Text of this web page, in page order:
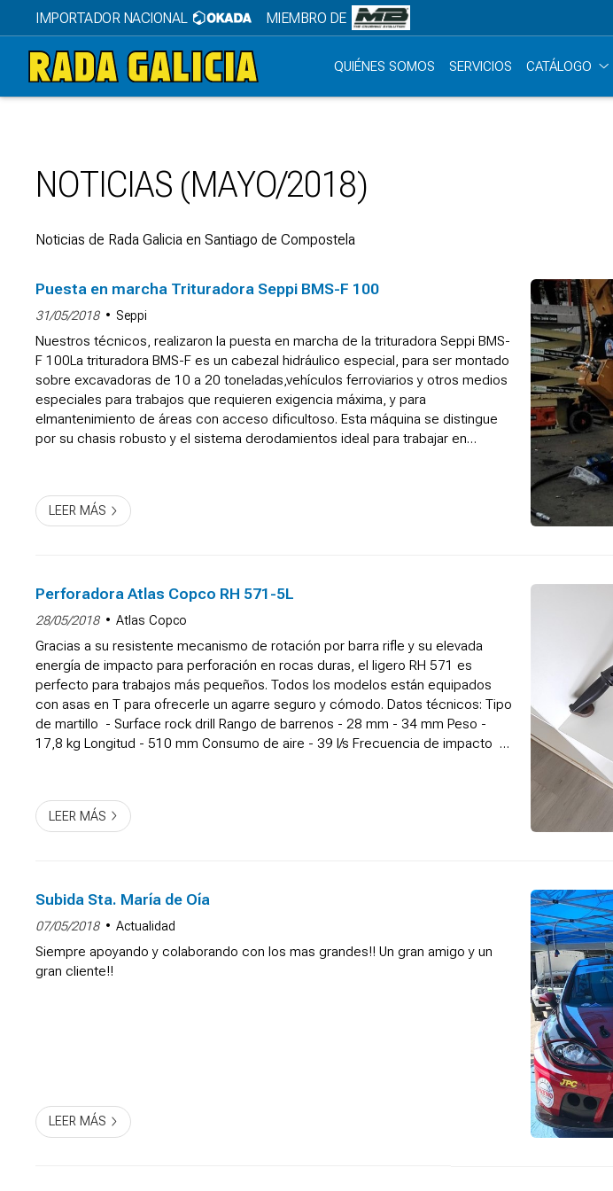
IMPORTADOR NACIONAL MIEMBRO DE
QUIÉNES SOMOS SERVICIOS CATÁLOGO
NOTICIAS (MAYO/2018)
Noticias de Rada Galicia en Santiago de Compostela
Puesta en marcha Trituradora Seppi BMS-F 100
31/05/2018 Seppi
Nuestros técnicos, realizaron la puesta en marcha de la trituradora Seppi BMS-
F 100La trituradora BMS-F es un cabezal hidráulico especial, para ser montado
sobre excavadoras de 10 a 20 toneladas,vehículos ferroviarios y otros medios
especiales para trabajos que requieren exigencia máxima, y para
elmantenimiento de áreas con acceso dificultoso. Esta máquina se distingue
por su chasis robusto y el sistema derodamientos ideal para trabajar en
LEER MÁS
Perforadora Atlas Copco RH 571-5L
28/05/2018 Atlas Copco
Gracias a su resistente mecanismo de rotación por barra rifle y su elevada
energía de impacto para perforación en rocas duras, el ligero RH 571 es
perfecto para trabajos más pequeños. Todos los modelos están equipados
con asas en T para ofrecerle un agarre seguro y cómodo. Datos técnicos: Tipo
de martillo - Surface rock drill Rango de barrenos - 28 mm - 34 mm Peso -
17,8 kg Longitud - 510 mm Consumo de aire - 39 l/s Frecuencia de impacto -
LEER MÁS
Subida Sta. María de Oía
07/05/2018 Actualidad
Siempre apoyando y colaborando con los mas grandes!! Un gran amigo y un
gran cliente!!
LEER MÁS